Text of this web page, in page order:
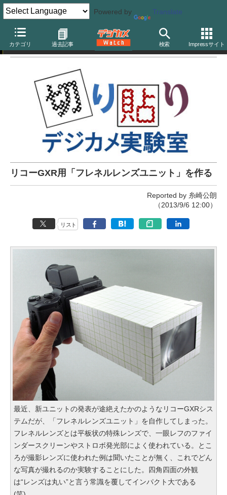
Powered by Translate
カテゴリ 過去記事 検索 Impressサイト
切り貼りデジカメ実験室
リコーGXR用「フレネルレンズユニット」を作る
Reported by 糸崎公朗
（2013/9/6 12:00）
リスト
最近、新ユニットの発表が途絶えたかのようなリコーGXRシス
テムだが、「フレネルレンズユニット」を自作してしまった。
フレネルレンズとは平板状の特殊レンズで、一眼レフのファイ
ンダースクリーンやストロボ発光部によく使われている。とこ
ろが撮影レンズに使われた例は聞いたことが無く、これでどん
な写真が撮れるのか実験することにした。四角四面の外観
は“レンズは丸い”と言う常識を覆してインパクト大である